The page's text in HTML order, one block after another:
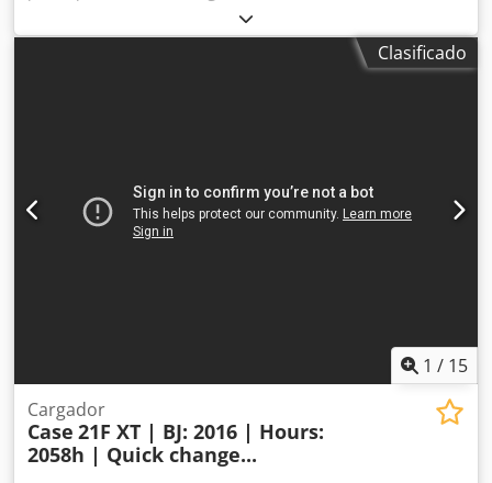
, horas de funcionamiento:
Equipamiento:aire acondicionado, CASE CX330 Chjdpfx
Anszp Rm Rjzea Año de fabricación: 2006 Horas de
funciona, necesita reparación Tren de rodaje conservado
en aproximadamente un 70 % Placas de base de 600 mm
de ancho Motor Isuzu de 202 kW Certificación CE
Clasificado
1 / 15
Cargador
Case 21F XT | BJ: 2016 | Hours:
2058h | Quick change...